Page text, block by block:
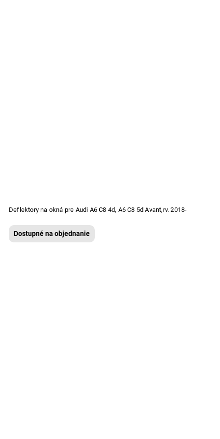
Deflektory na okná pre Audi A6 C8 4d, A6 C8 5d Avant,rv. 2018-
Dostupné na objednanie